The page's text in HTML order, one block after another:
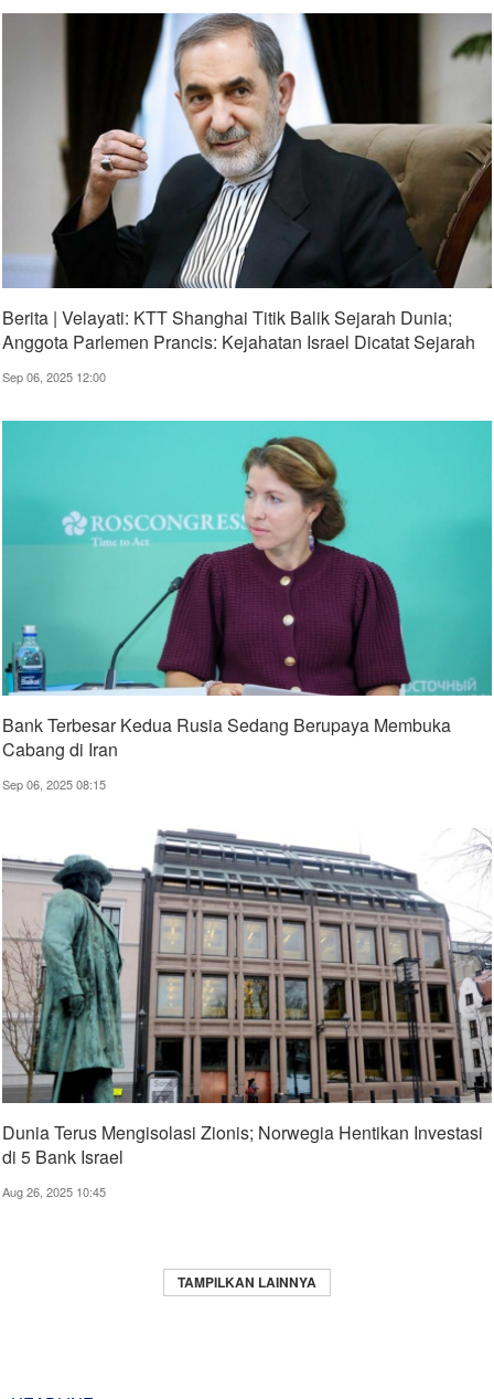
Berita | Velayati: KTT Shanghai Titik Balik Sejarah Dunia;
Anggota Parlemen Prancis: Kejahatan Israel Dicatat Sejarah
Sep 06, 2025 12:00
Bank Terbesar Kedua Rusia Sedang Berupaya Membuka
Cabang di Iran
Sep 06, 2025 08:15
Dunia Terus Mengisolasi Zionis; Norwegia Hentikan Investasi
di 5 Bank Israel
Aug 26, 2025 10:45
TAMPILKAN LAINNYA